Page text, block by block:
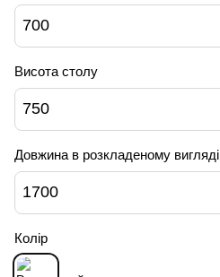
700
Висота столу
750
Довжина в розкладеному вигляді
1700
Колір